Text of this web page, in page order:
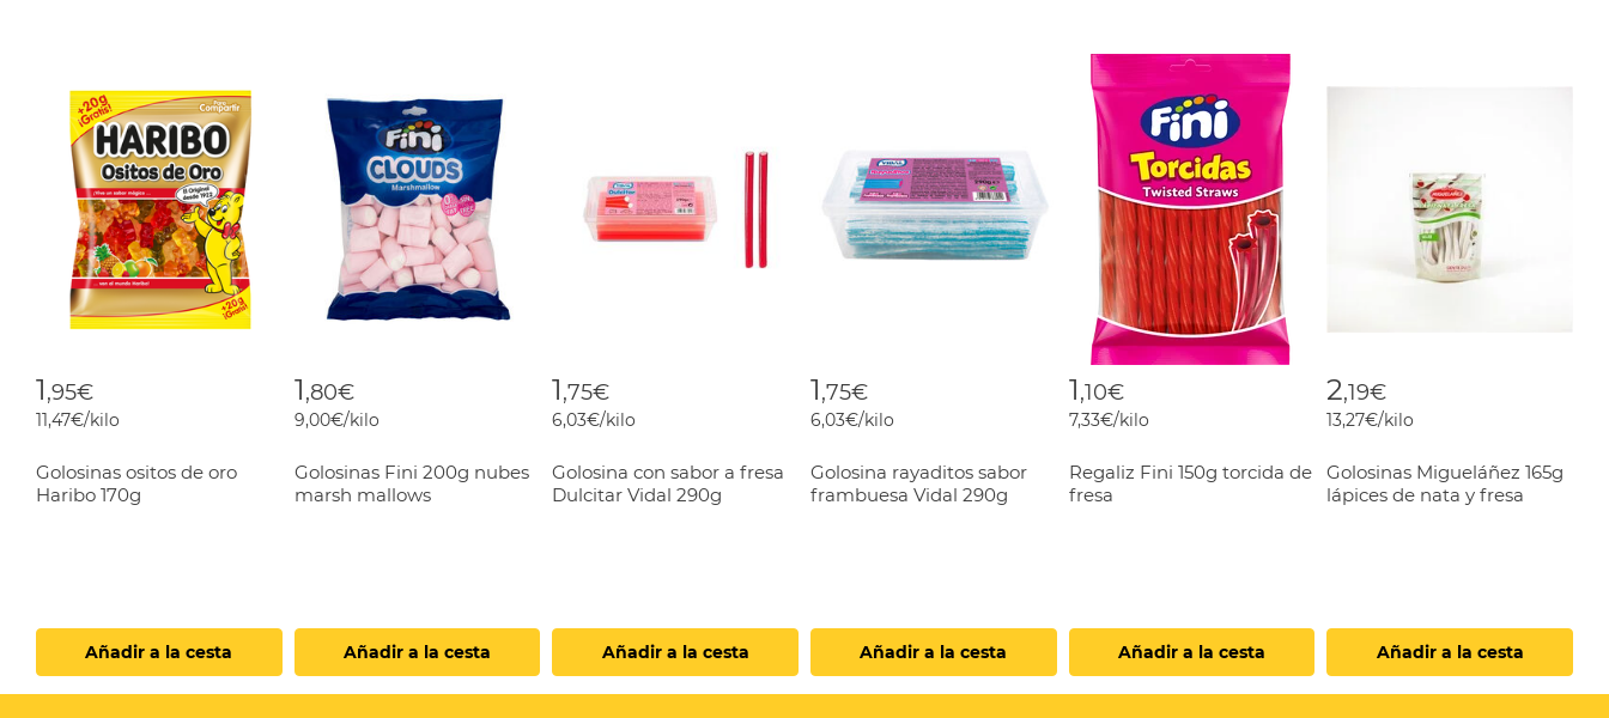
1,95€
11,47€/kilo
Golosinas ositos de oro
Haribo 170g
Añadir a la cesta
1,80€
9,00€/kilo
Golosinas Fini 200g nubes
marsh mallows
Añadir a la cesta
1,75€
6,03€/kilo
Golosina con sabor a fresa
Dulcitar Vidal 290g
Añadir a la cesta
1,75€
6,03€/kilo
Golosina rayaditos sabor
frambuesa Vidal 290g
Añadir a la cesta
1,10€
7,33€/kilo
Regaliz Fini 150g torcida de
fresa
Añadir a la cesta
2,19€
13,27€/kilo
Golosinas Migueláñez 165g
lápices de nata y fresa
Añadir a la cesta